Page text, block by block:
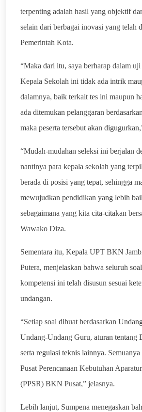
terpenting adalah hasil yang objektif
selain dari berbagai inovasi yang telah
Pemerintah Kota.
“Maka dari itu, saya berharap dalam
Kepala Sekolah ini tidak ada intrik
dalamnya, baik terkait tes ini maupun
ada ditemukan pelanggaran
maka peserta tersebut akan
“Mudah-mudahan seleksi ini berjalan
nantinya para kepala sekolah yang
berada di posisi yang tepat, sehingga
mewujudkan pendidikan yang lebih
sebagaimana yang kita cita-citakan
Wawako Diza.
Sementara itu, Kepala UPT BKN
Putera, menjelaskan bahwa seluruh
kompetensi ini telah disusun sesuai
undangan.
“Setiap soal dibuat berdasarkan
Undang-Undang Guru, aturan tentang
serta regulasi teknis lainnya.
Pusat Perencanaan Kebutuhan
(PPSR) BKN Pusat,” jelasnya.
Lebih lanjut, Sumpena menegaskan